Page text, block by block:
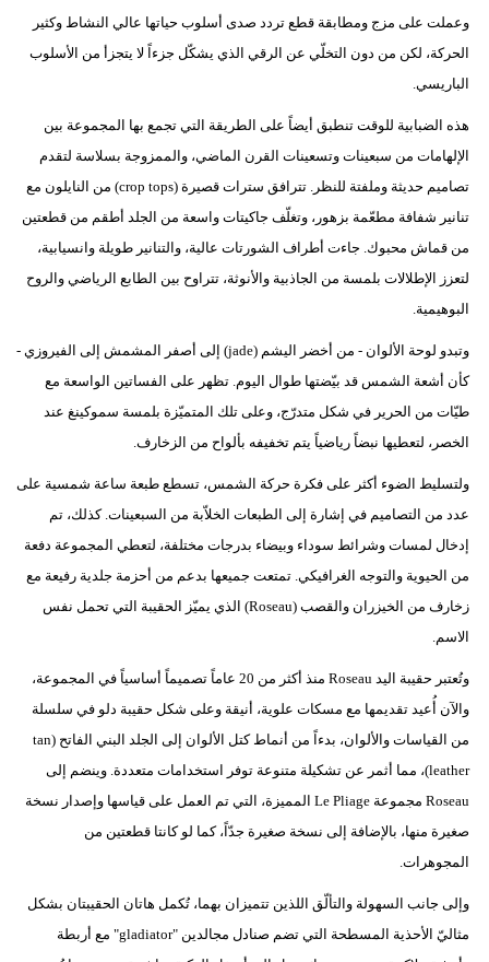
أبراج
سيارات
وعملت على مزج ومطابقة قطع تردد صدى أسلوب حياتها عالي النشاط وكثير
الحركة، لكن من دون التخلّي عن الرقي الذي يشكّل جزءاً لا يتجزأ من الأسلوب
الباريسي.
هذه الضبابية للوقت تنطبق أيضاً على الطريقة التي تجمع بها المجموعة بين
الإلهامات من سبعينات وتسعينات القرن الماضي، والممزوجة بسلاسة لتقدم
تصاميم حديثة وملفتة للنظر. تترافق سترات قصيرة (crop tops) من النايلون مع
تنانير شفافة مطعّمة بزهور، وتغلّف جاكيتات واسعة من الجلد أطقم من قطعتين
من قماش محبوك. جاءت أطراف الشورتات عالية، والتنانير طويلة وانسيابية،
لتعزز الإطلالات بلمسة من الجاذبية والأنوثة، تتراوح بين الطابع الرياضي والروح
البوهيمية.
وتبدو لوحة الألوان - من أخضر اليشم (jade) إلى أصفر المشمش إلى الفيروزي -
كأن أشعة الشمس قد بيّضتها طوال اليوم. تظهر على الفساتين الواسعة مع
طيّات من الحرير في شكل متدرّج، وعلى تلك المتميّزة بلمسة سموكينغ عند
الخصر، لتعطيها نبضاً رياضياً يتم تخفيفه بألواح من الزخارف.
ولتسليط الضوء أكثر على فكرة حركة الشمس، تسطع طبعة ساعة شمسية على
عدد من التصاميم في إشارة إلى الطبعات الخلاّبة من السبعينات. كذلك، تم
إدخال لمسات وشرائط سوداء وبيضاء بدرجات مختلفة، لتعطي المجموعة دفعة
من الحيوية والتوجه الغرافيكي. تمتعت جميعها بدعم من أحزمة جلدية رفيعة مع
زخارف من الخيزران والقصب (Roseau) الذي يميّز الحقيبة التي تحمل نفس
الاسم.
وتُعتبر حقيبة اليد Roseau منذ أكثر من 20 عاماً تصميماً أساسياً في المجموعة،
والآن أُعيد تقديمها مع مسكات علوية، أنيقة وعلى شكل حقيبة دلو في سلسلة
من القياسات والألوان، بدءاً من أنماط كتل الألوان إلى الجلد البني الفاتح (tan
leather)، مما أثمر عن تشكيلة متنوعة توفر استخدامات متعددة. وينضم إلى
Roseau مجموعة Le Pliage المميزة، التي تم العمل على قياسها وإصدار نسخة
صغيرة منها، بالإضافة إلى نسخة صغيرة جدّاً، كما لو كانتا قطعتين من
المجوهرات.
وإلى جانب السهولة والتألّق اللذين تتميزان بهما، تُكمل هاتان الحقيبتان بشكل
مثاليّ الأحذية المسطحة التي تضم صنادل مجالدين "gladiator" مع أربطة